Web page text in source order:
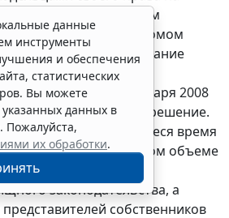
законом
многоквартирным домом
управление, через создание
оператива, через
продлен до 1 января 2008
поддерживает это решение.
тем, чтобы в оставшееся время
провели в должном объеме
гражданам
законодательства, а
собственников
данные
инструменты
и обеспечения
статистических
Вы можете
указанных данных в
Пожалуйста,
их обработки.